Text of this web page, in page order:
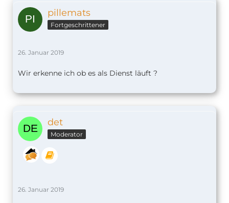
pillemats
Fortgeschrittener
26. Januar 2019
Wir erkenne ich ob es als Dienst läuft ?
det
Moderator
26. Januar 2019